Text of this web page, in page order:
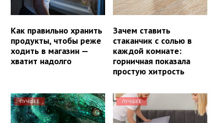
Как правильно хранить
продукты, чтобы реже
ходить в магазин —
хватит надолго
Зачем ставить
стаканчик с солью в
каждой комнате:
горничная показала
простую хитрость
ЛУЧШЕЕ ЛУЧШЕЕ